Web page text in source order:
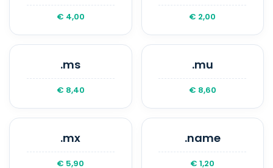
€ 4,00 € 2,00
.ms
€ 8,40
.mu
€ 8,60
.mx
€ 5,90
.name
€ 1,20